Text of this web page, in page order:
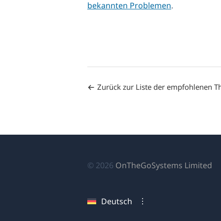
bekannten Problemen.
Zurück zur Liste der empfohlenen
© 2026 OnTheGoSystems Limited
Deutsch